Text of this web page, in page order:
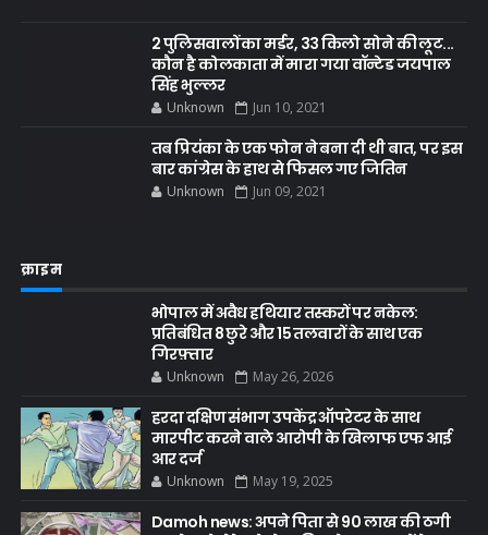
2 पुलिसवालों का मर्डर, 33 किलो सोने की लूट...
कौन है कोलकाता में मारा गया वॉन्टेड जयपाल
सिंह भुल्लर
Unknown Jun 10, 2021
तब प्रियंका के एक फोन ने बना दी थी बात, पर इस
बार कांग्रेस के हाथ से फिसल गए जितिन
Unknown Jun 09, 2021
क्राइम
भोपाल में अवैध हथियार तस्करों पर नकेल:
प्रतिबंधित 8 छुरे और 15 तलवारों के साथ एक
गिरफ़्तार
Unknown May 26, 2026
हरदा दक्षिण संभाग उपकेंद्र ऑपरेटर के साथ
मारपीट करने वाले आरोपी के खिलाफ एफ आई
आर दर्ज
Unknown May 19, 2025
Damoh news: अपने पिता से 90 लाख की ठगी